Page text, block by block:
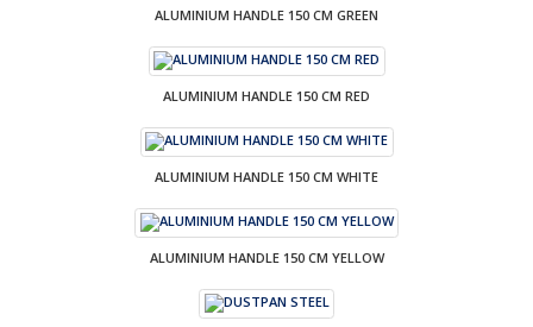
ALUMINIUM HANDLE 150 CM GREEN
ALUMINIUM HANDLE 150 CM RED
ALUMINIUM HANDLE 150 CM WHITE
ALUMINIUM HANDLE 150 CM YELLOW